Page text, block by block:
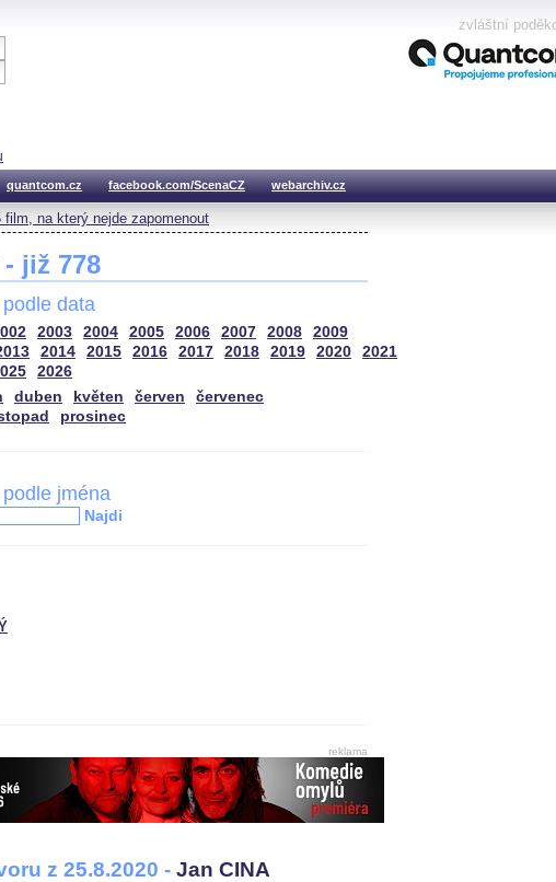
zvláštní
quantcom.cz facebook.com/ScenaCZ webarchiv.cz
film, na který nejde zapomenout
- již 778
data
2003 2004 2005 2006 2007 2008 2009
2014 2015 2016 2017 2018 2019 2020
2021
2026
duben květen červen
červenec
prosinec
jména
Najdi
reklama
z 25.8.2020 - Jan CINA